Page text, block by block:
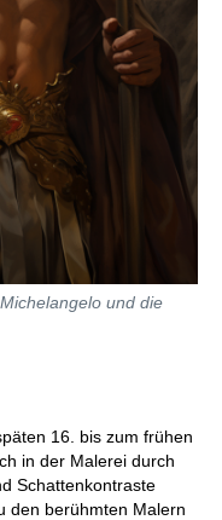
und die
16. bis zum frühen
in der Malerei durch
Schattenkontraste
den berühmten Malern